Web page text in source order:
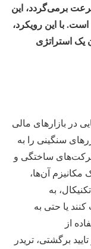
برمی‌گردد، این
با این رویکرد،
یک استراتژی
در بازارهای مالی
سنگینی را به
حرکت‌های ساختگی و
آن‌ها،
به
یا حتی به‌
از
برگشتی، تریدر